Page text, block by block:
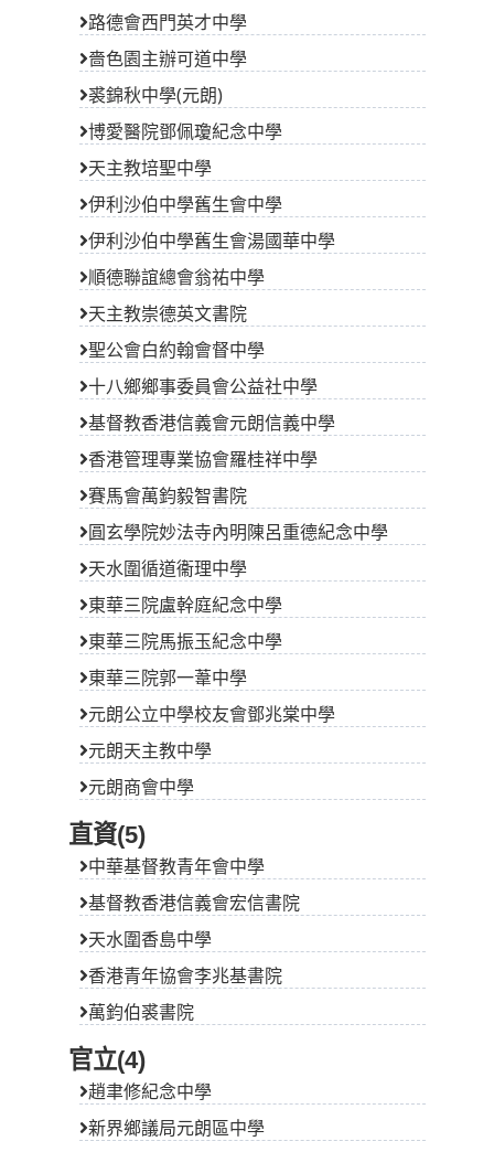
路德會西門英才中學
嗇色園主辦可道中學
裘錦秋中學(元朗)
博愛醫院鄧佩瓊紀念中學
天主教培聖中學
伊利沙伯中學舊生會中學
伊利沙伯中學舊生會湯國華中學
順德聯誼總會翁祐中學
天主教崇德英文書院
聖公會白約翰會督中學
十八鄉鄉事委員會公益社中學
基督教香港信義會元朗信義中學
香港管理專業協會羅桂祥中學
賽馬會萬鈞毅智書院
圓玄學院妙法寺內明陳呂重德紀念中學
天水圍循道衞理中學
東華三院盧幹庭紀念中學
東華三院馬振玉紀念中學
東華三院郭一葦中學
元朗公立中學校友會鄧兆棠中學
元朗天主教中學
元朗商會中學
直資(5)
中華基督教青年會中學
基督教香港信義會宏信書院
天水圍香島中學
香港青年協會李兆基書院
萬鈞伯裘書院
官立(4)
趙聿修紀念中學
新界鄉議局元朗區中學